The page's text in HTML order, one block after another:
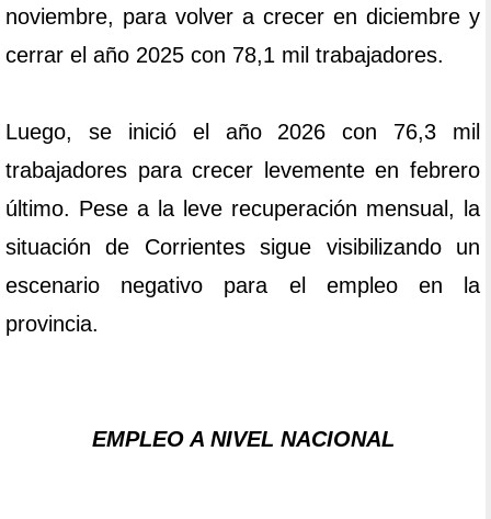
noviembre, para volver a crecer en diciembre y
cerrar el año 2025 con 78,1 mil trabajadores.
Luego, se inició el año 2026 con 76,3 mil
trabajadores para crecer levemente en febrero
último. Pese a la leve recuperación mensual, la
situación de Corrientes sigue visibilizando un
escenario negativo para el empleo en la
provincia.
EMPLEO A NIVEL NACIONAL